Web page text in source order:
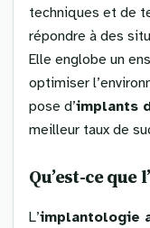
techniques et de
répondre à des
Elle englobe un
optimiser
pose d’implants
meilleur taux de
Qu’est-ce que
L’implantologie